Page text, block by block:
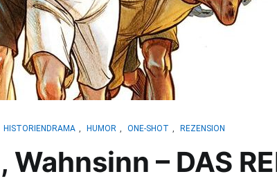
HISTORIENDRAMA , HUMOR , ONE-SHOT , REZENSION
– DAS